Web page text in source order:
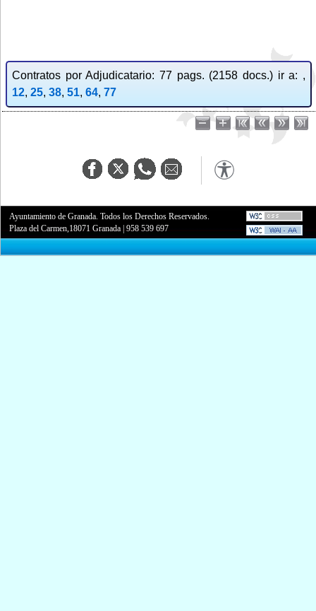
Contratos por Adjudicatario: 77 pags. (2158 docs.) ir a: ,
12, 25, 38, 51, 64, 77
Ayuntamiento de Granada. Todos los Derechos Reservados.
Plaza del Carmen,18071 Granada |958 539 697